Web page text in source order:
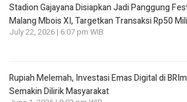
Stadion Gajayana Disiapkan Jadi Panggung
Malang Mbois XI, Targetkan Transaksi Rp50
July 22, 2026 | 6:07 pm WIB
Rupiah Melemah, Investasi Emas Digital di
Semakin Dilirik Masyarakat